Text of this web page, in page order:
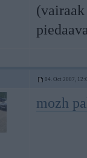
04. Oct 2007,
mozh